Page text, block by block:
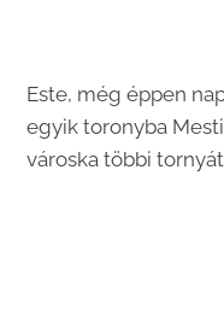
Este, még éppen
egyik toronyba
városka többi